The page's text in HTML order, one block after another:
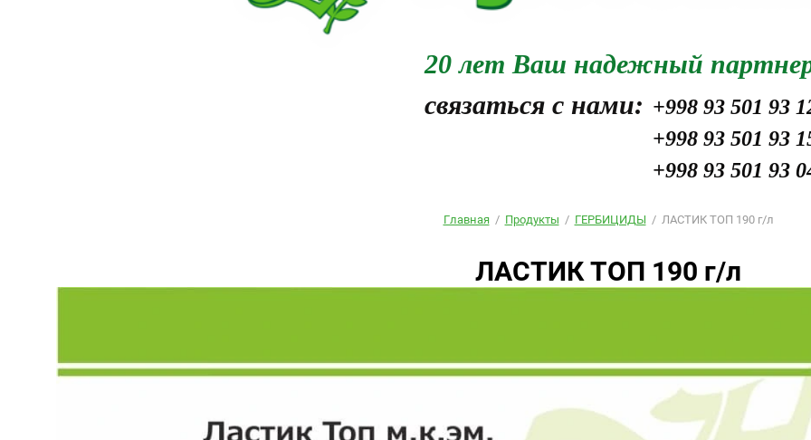
20 лет Ваш надежный
связаться с нами: +998 93 501 93
+998 93 501 93
+998 93 501 93
Главная / Продукты / ГЕРБИЦИДЫ / ЛАСТИК ТОП 190 г/л
ЛАСТИК ТОП 190 г/л